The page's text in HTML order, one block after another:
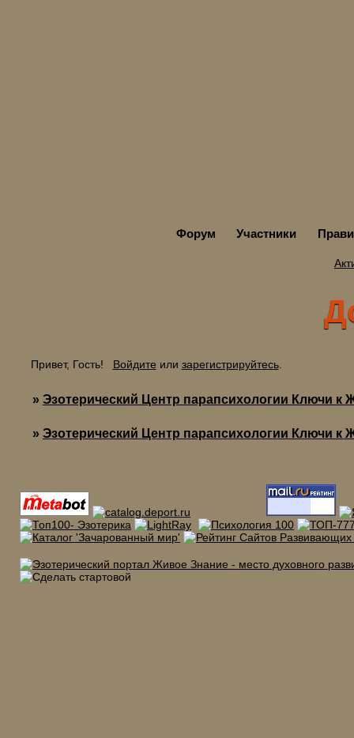
Форум Участники
Привет, Гость! Войдите или зарегистрируйтесь.
» Эзотерический Центр парапсихологии Ключи к
» Эзотерический Центр парапсихологии Ключи к